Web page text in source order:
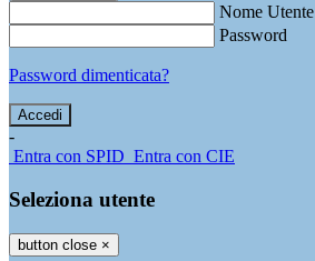
Nome Utente
Password
Password dimenticata?
-
Entra con SPID Entra con CIE
Seleziona utente
button close ×